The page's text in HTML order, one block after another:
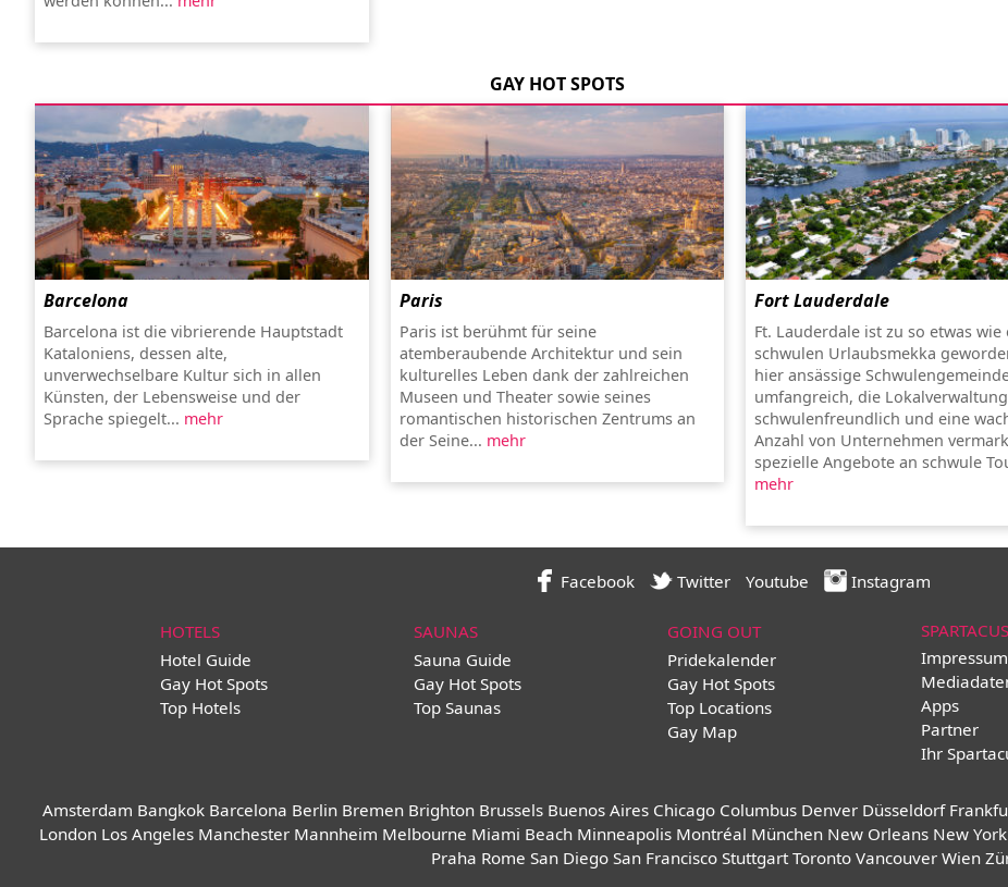
GAY HOT SPOTS
Barcelona
Barcelona ist die vibrierende Hauptstadt
Kataloniens, dessen alte,
unverwechselbare Kultur sich in allen
Künsten, der Lebensweise und der
Sprache spiegelt... mehr
Paris
Paris ist berühmt für seine
atemberaubende Architektur und sein
kulturelles Leben dank der zahlreichen
Museen und Theater sowie seines
romantischen historischen Zentrums an
der Seine... mehr
Fort Lauderdale
Ft. Lauderdale ist zu so etwas wie
schwulen Urlaubsmekka
hier ansässige
umfangreich, die Lokalverwaltung
schwulenfreundlich und eine
Anzahl von Unternehmen
spezielle Angebote an schwule
mehr
Facebook Twitter Youtube Instagram
HOTELS
Hotel Guide
Gay Hot Spots
Top Hotels
SAUNAS
Sauna Guide
Gay Hot Spots
Top Saunas
GOING OUT
Pridekalender
Gay Hot Spots
Top Locations
Gay Map
Apps
Partner
Ihr
Amsterdam Bangkok Barcelona Berlin Bremen Brighton Brussels Buenos Aires Chicago Columbus Denver Düsseldorf
London Los Angeles Manchester Mannheim Melbourne Miami Beach Minneapolis Montréal München New Orleans New York
Praha Rome San Diego San Francisco Stuttgart Toronto Vancouver Wien